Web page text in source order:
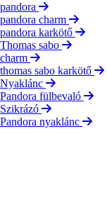
pandora
pandora charm
pandora karkötő
Thomas sabo
charm
thomas sabo karkötő
Nyaklánc
Pandora fülbevaló
Szikrázó
Pandora nyaklánc